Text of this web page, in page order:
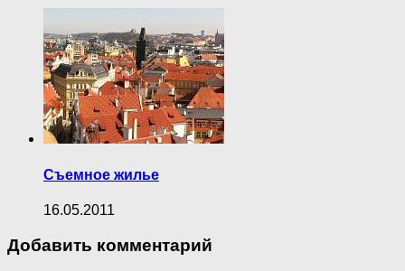
Съемное жилье
16.05.2011
Добавить комментарий